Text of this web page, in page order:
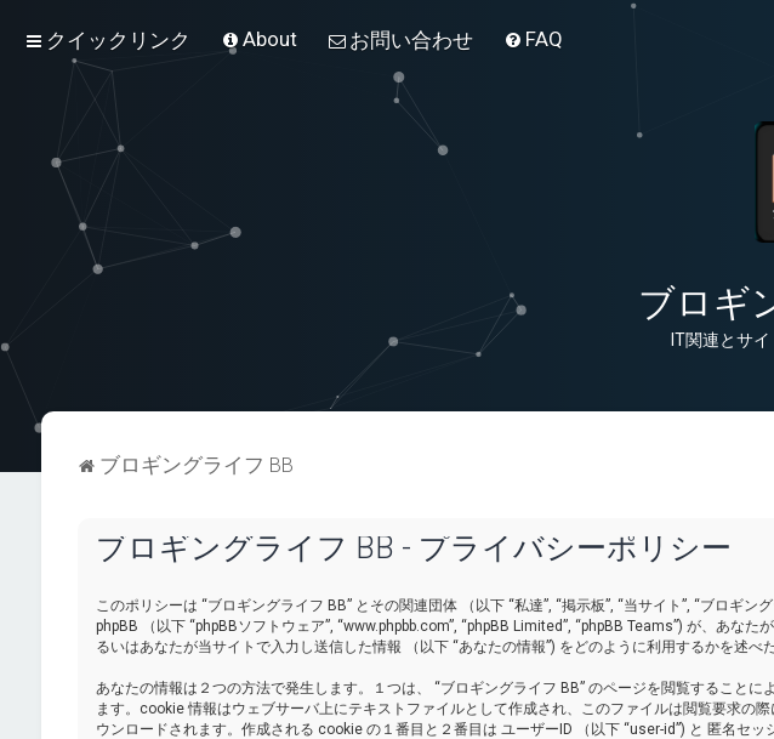
クイックリンク About お問い合わせ FAQ
ブロギ
IT関連とサ
ブロギングライフ BB
ブロギングライフ BB - プライバシーポリシー
このポリシーは “ブロギングライフ BB” とその関連団体 （以下 “私達”, “掲示板”, “当サイト”, “ブロギ
phpBB （以下 “phpBBソフトウェア”, “www.phpbb.com”, “phpBB Limited”, “phpBB Teams”) が、あな
るいはあなたが当サイトで入力し送信した情報 （以下 “あなたの情報”) をどのように利用するかを述べ
あなたの情報は２つの方法で発生します。１つは、 “ブロギングライフ BB” のページを閲覧すること
ます。cookie 情報はウェブサーバ上にテキストファイルとして作成され、このファイルは閲覧要求の
ウンロードされます。作成される cookie の１番目と２番目は ユーザーID （以下 “user-id”) と 匿名セ